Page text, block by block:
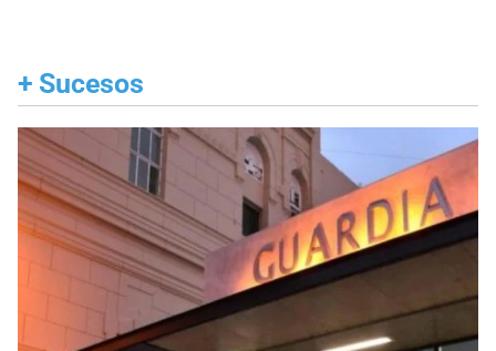
+ Sucesos